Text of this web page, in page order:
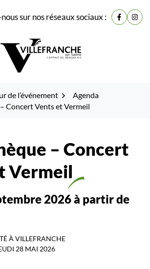
sur nos réseaux sociaux : Lien vers
Lien
de l’événement
Agenda
Concert Vents et Vermeil
– Concert
Vermeil
2026à partir de
À VILLEFRANCHE
28 MAI 2026